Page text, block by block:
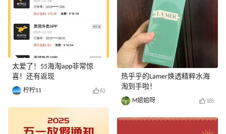
太爱了！55海淘app非常惊
喜！还有返现
柠柠11 63
热乎乎的Lamer焕透精粹水海
淘到手啦！
M姐姐呀 185